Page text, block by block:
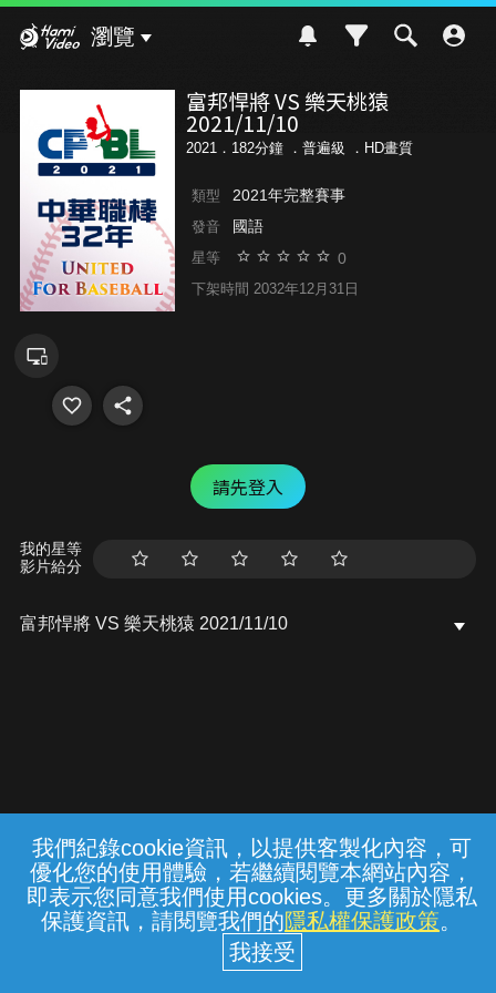
我們紀錄cookie資訊，以提供客製化內容，可
優化您的使用體驗，若繼續閱覽本網站內容，
即表示您同意我們使用cookies。更多關於隱私
保護資訊，請閱覽我們的隱私權保護政策。
瀏覽
富邦悍將 VS 樂天桃猿
2021/11/10
2021．182分鐘 ． 普遍級 ．HD畫質
類型 2021年完整賽事
發音 國語
星等 0
下架時間 2032年12月31日
請先登入
我的星等
影片給分
富邦悍將 VS 樂天桃猿 2021/11/10
常見問題 線上客服 服務條款 隱私權保護
中華電信股份有限公司個人家庭分公司
(統一編號：96979949) © 2026
{{notifyMsg}}